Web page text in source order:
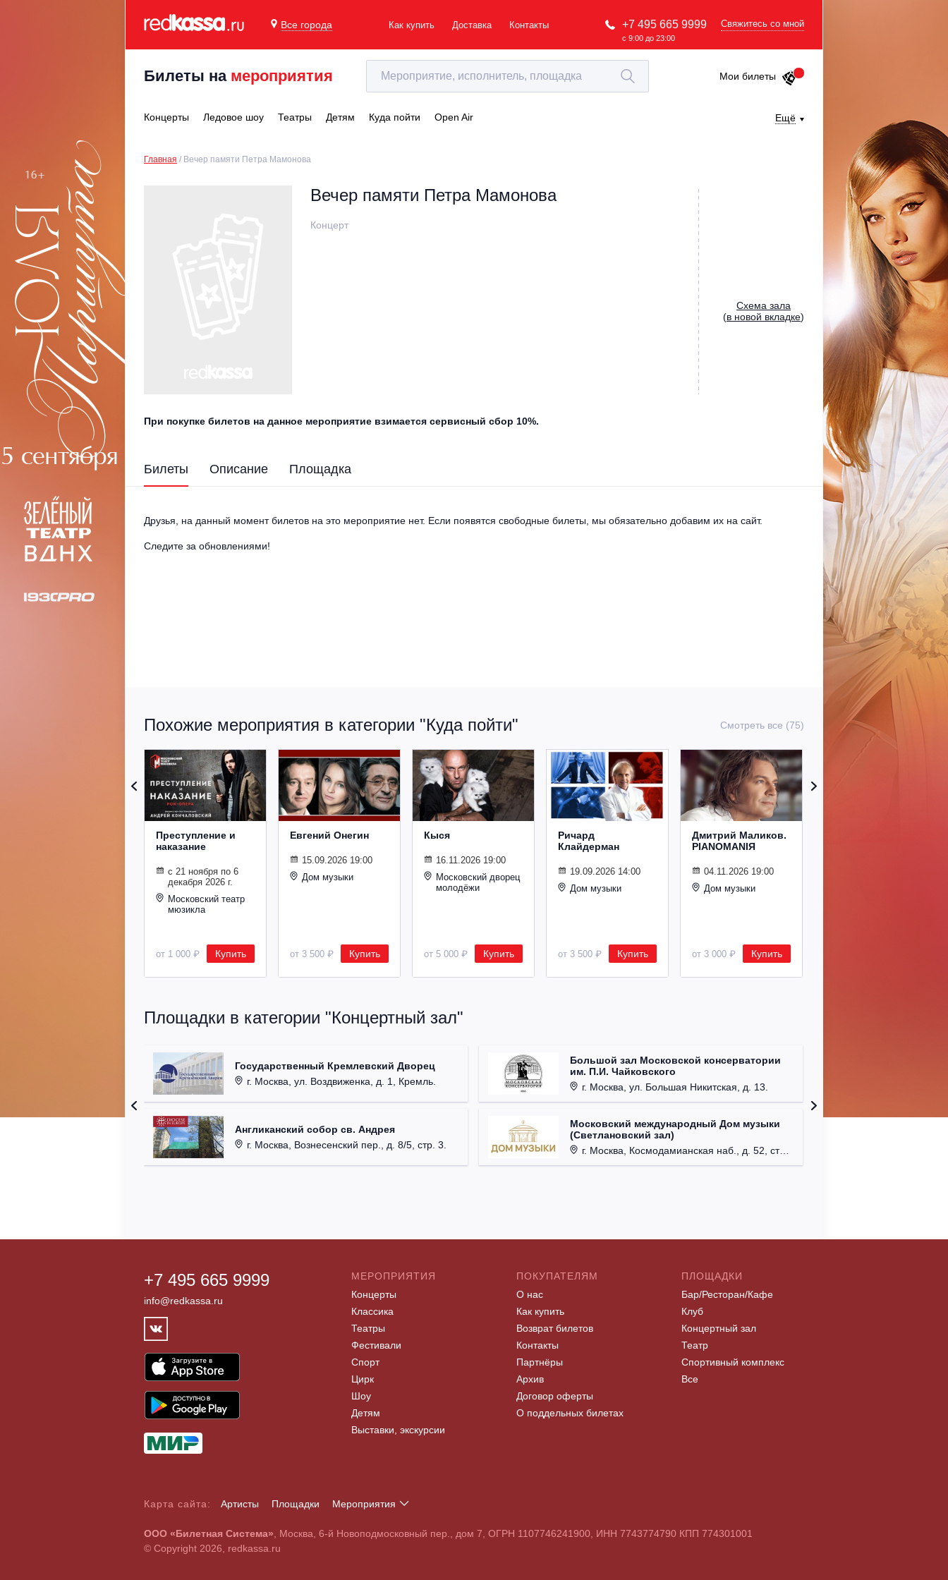
Все города Как купить Доставка Контакты +7 495 665 9999
с 9:00 до 23:00
Свяжитесь со мной
Билеты на мероприятия Мои билеты
Концерты Ледовое шоу Театры Детям Куда пойти Open Air Ещё
Главная Вечер памяти Петра Мамонова
Вечер памяти Петра Мамонова
Концерт
Cхема зала
(в новой вкладке)
При покупке билетов на данное мероприятие взимается сервисный сбор 10%.
Билеты Описание Площадка
Друзья, на данный момент билетов на это мероприятие нет. Если появятся свободные билеты, мы обязательно добавим их на сайт.
Следите за обновлениями!
Похожие мероприятия в категории "Куда пойти" Смотреть все (75)
Преступление и
наказание
с 21 ноября по 6
декабря 2026 г.
Московский театр
мюзикла
от 1 000 ₽ Купить
Евгений Онегин
15.09.2026 19:00
Дом музыки
от 3 500 ₽ Купить
Кыся
16.11.2026 19:00
Московский дворец
молодёжи
от 5 000 ₽ Купить
Ричард
Клайдерман
19.09.2026 14:00
Дом музыки
от 3 500 ₽ Купить
Дмитрий Маликов.
PIANOMANIЯ
04.11.2026 19:00
Дом музыки
от 3 000 ₽ Купить
Площадки в категории "Концертный зал"
Государственный Кремлевский Дворец
г. Москва, ул. Воздвиженка, д. 1, Кремль.
Англиканский собор св. Андрея
г. Москва, Вознесенский пер., д. 8/5, стр. 3.
Большой зал Московской консерватории
им. П.И. Чайковского
г. Москва, ул. Большая Никитская, д. 13.
Московский международный Дом музыки
(Светлановский зал)
г. Москва, Космодамианская наб., д. 52, стр. 8.
+7 495 665 9999
info@redkassa.ru
МЕРОПРИЯТИЯ
Концерты
Классика
Театры
Фестивали
Спорт
Цирк
Шоу
Детям
Выставки, экскурсии
ПОКУПАТЕЛЯМ
О нас
Как купить
Возврат билетов
Контакты
Партнёры
Архив
Договор оферты
О поддельных билетах
ПЛОЩАДКИ
Бар/Ресторан/Кафе
Клуб
Концертный зал
Театр
Спортивный комплекс
Все
Карта сайта: Артисты Площадки
Мероприятия
A B C D E F G H I J K L M N O P Q R S T U V W X Y Z
0 1 2 3 4 5 6 7 8 9
ООО «Билетная Система» , Москва, 6-й Новоподмосковный пер., дом 7, ОГРН 1107746241900, ИНН 7743774790 КПП 774301001
© Copyright 2026, redkassa.ru